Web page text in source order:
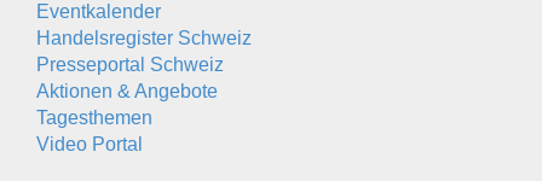
Eventkalender
Handelsregister Schweiz
Presseportal Schweiz
Aktionen & Angebote
Tagesthemen
Video Portal